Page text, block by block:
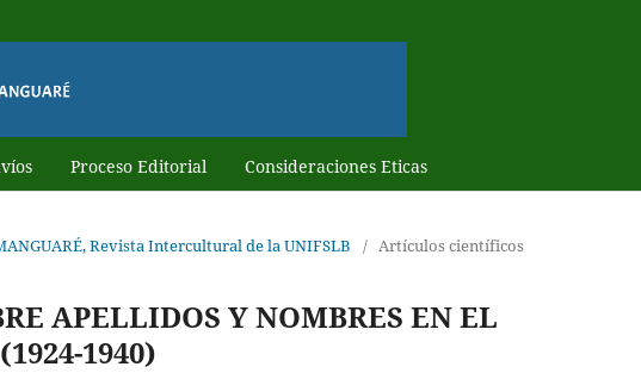
Proceso Editorial Consideraciones Eticas
Revista Intercultural de la UNIFSLB / Artículos científicos
APELLIDOS Y NOMBRES EN EL
1940)